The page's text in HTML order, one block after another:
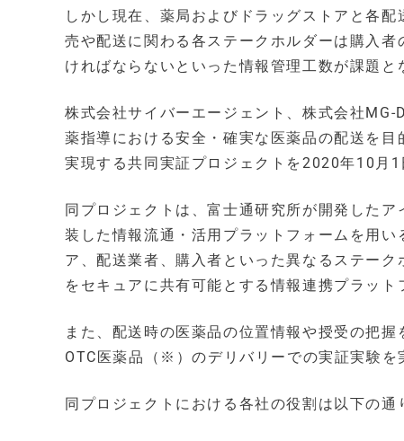
しかし現在、薬局およびドラッグストアと各
売や配送に関わる各ステークホルダーは購入
ければならないといった情報管理工数が課題と
株式会社サイバーエージェント、株式会社
薬指導における安全・確実な医薬品の配送を
実現する共同実証プロジェクトを2020年10月
同プロジェクトは、富士通研究所が開発した
装した情報流通・活用プラットフォームを用
ア、配送業者、購入者といった異なるステー
をセキュアに共有可能とする情報連携プラット
また、配送時の医薬品の位置情報や授受の把
OTC医薬品（※）のデリバリーでの実証実験を
同プロジェクトにおける各社の役割は以下の通